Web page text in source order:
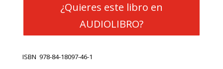
cantidad
¿Quieres este libro en
AUDIOLIBRO?
ISBN 978-84-18097-46-1